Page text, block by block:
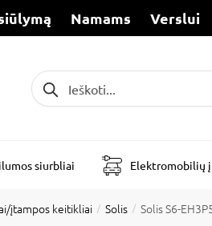
Namams Verslui
Ieškoti
siurbliai Elektromobilių
įtampos keitikliai / Solis / Solis S6-